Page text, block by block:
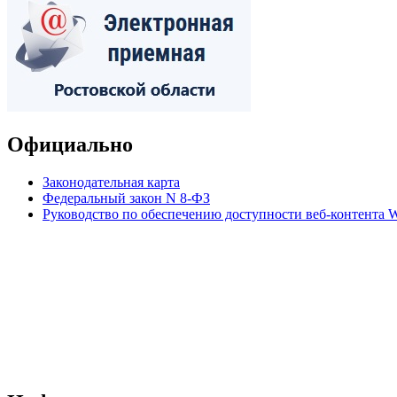
Официально
Законодательная карта
Федеральный закон N 8-ФЗ
Руководство по обеспечению доступности веб-контента